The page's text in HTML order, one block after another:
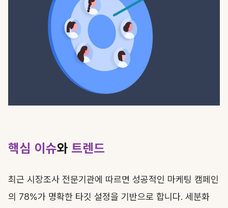
핵심 이슈와 트렌드
최근 시장조사 전문기관에 따르면 성공적인 마케팅 캠페인
의 78%가 명확한 타깃 설정을 기반으로 합니다. 세분화